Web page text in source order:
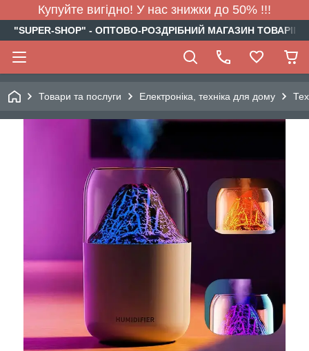
Купуйте вигідно! У нас знижки до 50% !!!
"SUPER-SHOP" - ОПТОВО-РОЗДРІБНИЙ МАГАЗИН
Товари та послуги Електроніка, техніка для дому